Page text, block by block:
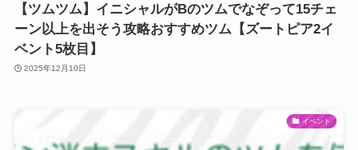
【ツムツム】イニシャルがBのツムでなぞって15チェ
ーン以上を出そう攻略おすすめツム【ズートピア2イ
ベント5枚目】
2025年12月10日
イベント